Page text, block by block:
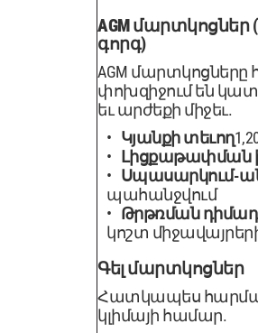
AGM
գորգ)
AGM
փոխզիջում են
եւ արժեքի միջեւ.
Կյանքի տեւող
Լիցքաթափման
Սպասարկում-
պահանջվում
Թրթռման
կոշտ
Գել մարտկոցներ
Հատկապես
կլիմայի համար.